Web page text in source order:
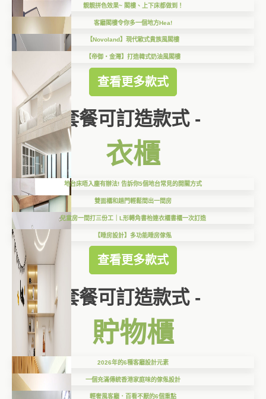
靚靚拼色效果~ 閣樓、上下床都做到！
客廳閣樓令你多一個地方Hea!
【Novoland】現代歐式貴族風閣樓
【帝御‧金灣】打造韓式奶油風閣樓
查看更多款式
套餐可訂造款式 -
衣櫃
地台床唔入塵有辦法! 告訴你5個地台常見的開關方式
雙面櫃和趟門輕鬆間出一間房
兒童房一間打三份工｜L形轉角書枱連衣櫃書櫃一次訂造
【睡房設計】多功能睡房傢俬
查看更多款式
套餐可訂造款式 -
貯物櫃
2026年的6種客廳設計元素
一個充滿傳統香港家庭味的傢俬設計
輕奢風客廳．百看不厭的6個重點